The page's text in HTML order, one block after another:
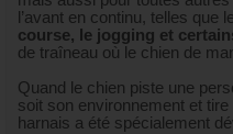
l’avant en continu, telles que le
course, le jogging et
de traîneau où le chien de
Quand le chien piste une
soit son environnement et
harnais a été spécialement